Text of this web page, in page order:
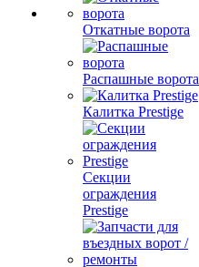
Откатные ворота
Распашные ворота
Калитка Prestige
Секции
ограждения
Prestige